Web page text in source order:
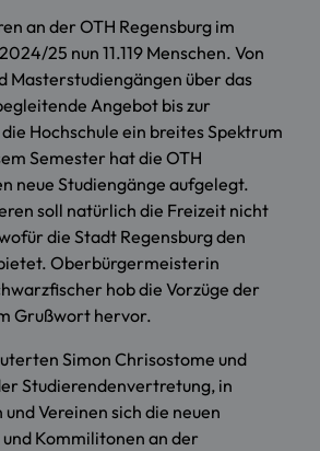
an der OTH Regensburg im
25 nun 11.119 Menschen. Von
Masterstudiengängen über das
Angebot bis zur
Hochschule ein breites Spektrum
Semester hat die OTH
neue Studiengänge aufgelegt.
soll natürlich die Freizeit nicht
die Stadt Regensburg den
Oberbürgermeisterin
hob die Vorzüge der
Grußwort hervor.
Simon Chrisostome und
Studierendenvertretung, in
Vereinen sich die neuen
Kommilitonen an der